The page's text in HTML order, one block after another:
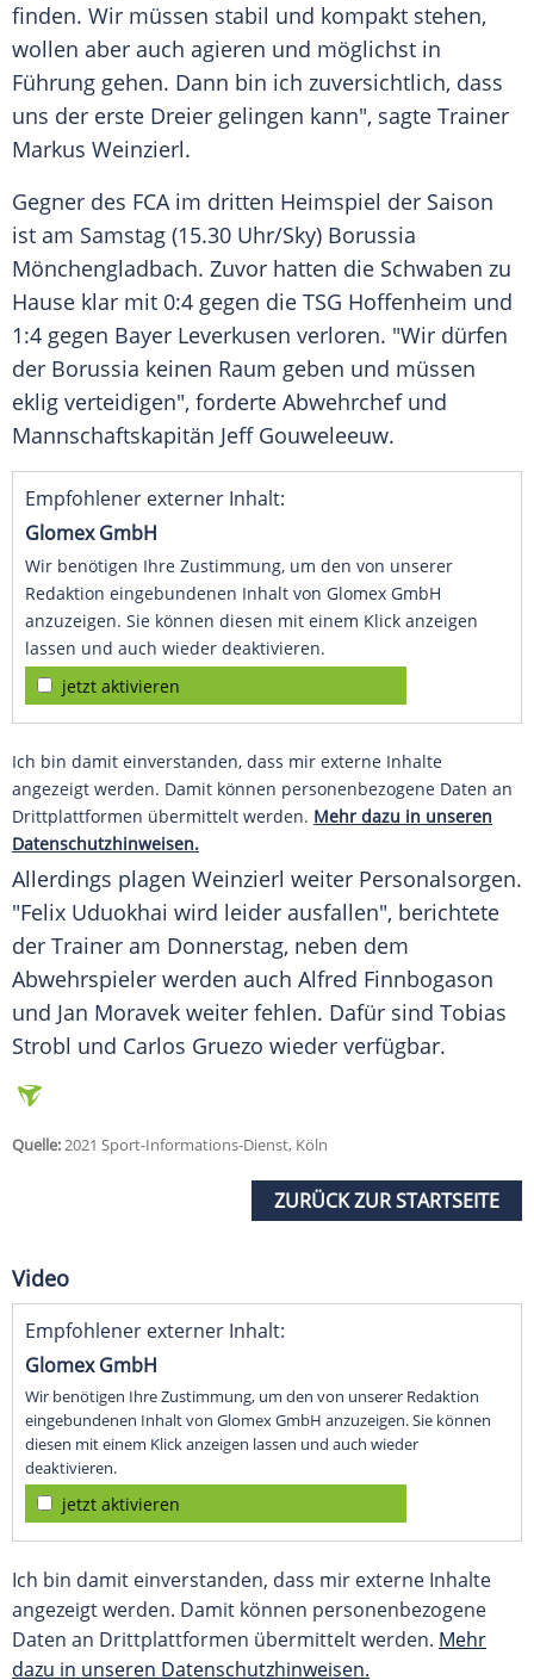
finden. Wir müssen stabil und kompakt stehen,
wollen aber auch agieren und möglichst in
Führung gehen. Dann bin ich zuversichtlich, dass
uns der erste Dreier gelingen kann", sagte Trainer
Markus Weinzierl.
Gegner des FCA im dritten Heimspiel der Saison
ist am Samstag (15.30 Uhr/Sky) Borussia
Mönchengladbach. Zuvor hatten die Schwaben zu
Hause klar mit 0:4 gegen die TSG Hoffenheim und
1:4 gegen Bayer Leverkusen verloren. "Wir dürfen
der Borussia keinen Raum geben und müssen
eklig verteidigen", forderte Abwehrchefund
Mannschaftskapitän Jeff Gouweleeuw.
Empfohlener externer Inhalt:
Glomex GmbH
Wir benötigen Ihre Zustimmung, um den von unserer
Redaktion eingebundenen Inhalt von Glomex GmbH
anzuzeigen. Sie können diesen mit einem Klick anzeigen
lassen und auch wieder deaktivieren.
jetzt aktivieren
Ich bin damit einverstanden, dass mir externe Inhalte
angezeigt werden. Damit können personenbezogene Daten an
Drittplattformen übermittelt werden. Mehr dazu in unseren
Datenschutzhinweisen.
Allerdings plagen Weinzierl weiter Personalsorgen.
"Felix Uduokhai wird leider ausfallen", berichtete
der Trainer am Donnerstag, neben dem
Abwehrspieler werden auch Alfred Finnbogason
und Jan Moravek weiter fehlen. Dafür sind Tobias
Strobl und Carlos Gruezo wieder verfügbar.
Quelle:2021 Sport-Informations-Dienst, Köln
ZURÜCK ZUR STARTSEITE
Video
Empfohlener externer Inhalt:
Glomex GmbH
Wir benötigen Ihre Zustimmung, um den von unserer Redaktion
eingebundenen Inhalt von Glomex GmbH anzuzeigen. Sie können
diesen mit einem Klick anzeigen lassen und auch wieder
deaktivieren.
jetzt aktivieren
Ich bin damit einverstanden, dass mir externe Inhalte
angezeigt werden. Damit können personenbezogene
Daten an Drittplattformen übermittelt werden. Mehr
dazu in unseren Datenschutzhinweisen.